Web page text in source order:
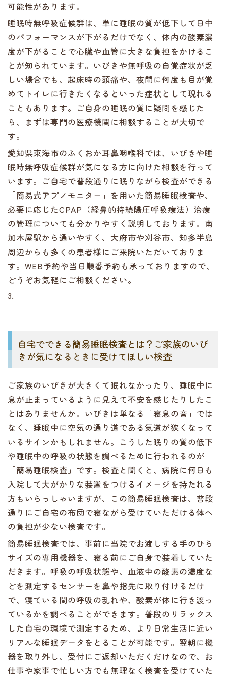
可能性があります。
睡眠時無呼吸症候群は、単に睡眠の質が低下して日中
のパフォーマンスが下がるだけでなく、体内の酸素濃
度が下がることで心臓や血管に大きな負担をかけるこ
とが知られています。いびきや無呼吸の自覚症状が乏
しい場合でも、起床時の頭痛や、夜間に何度も目が覚
めてトイレに行きたくなるといった症状として現れる
こともあります。ご自身の睡眠の質に疑問を感じた
ら、まずは専門の医療機関に相談することが大切で
す。
愛知県東海市のふくおか耳鼻咽喉科では、いびきや睡
眠時無呼吸症候群が気になる方に向けた相談を行って
います。ご自宅で普段通りに眠りながら検査ができる
「簡易式アプノモニター」を用いた簡易睡眠検査や、
必要に応じたCPAP（経鼻的持続陽圧呼吸療法）治療
の管理についても分かりやすく説明しております。南
加木屋駅から通いやすく、大府市や刈谷市、知多半島
周辺からも多くの患者様にご来院いただいておりま
す。WEB予約や当日順番予約も承っておりますので、
どうぞお気軽にご相談ください。
3.
自宅でできる簡易睡眠検査とは？ご家族のいび
きが気になるときに受けてほしい検査
ご家族のいびきが大きくて眠れなかったり、睡眠中に
息が止まっているように見えて不安を感じたりしたこ
とはありませんか。いびきは単なる「寝息の音」では
なく、睡眠中に空気の通り道である気道が狭くなって
いるサインかもしれません。こうした眠りの質の低下
や睡眠中の呼吸の状態を調べるために行われるのが
「簡易睡眠検査」です。検査と聞くと、病院に何日も
入院して大がかりな装置をつけるイメージを持たれる
方もいらっしゃいますが、この簡易睡眠検査は、普段
通りにご自宅の布団で寝ながら受けていただける体へ
の負担が少ない検査です。
簡易睡眠検査では、事前に当院でお渡しする手のひら
サイズの専用機器を、寝る前にご自身で装着していた
だきます。呼吸の呼吸状態や、血液中の酸素の濃度な
どを測定するセンサーを鼻や指先に取り付けるだけ
で、寝ている間の呼吸の乱れや、酸素が体に行き渡っ
ているかを調べることができます。普段のリラックス
した自宅の環境で測定するため、より日常生活に近い
リアルな睡眠データをとることが可能です。翌朝に機
器を取り外し、受付にご返却いただくだけなので、お
仕事や家事で忙しい方でも無理なく検査を受けていた